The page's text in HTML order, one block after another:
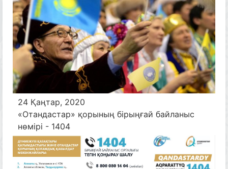
24 Қаңтар, 2020
«Отандастар» қорының бірыңғай байланыс
нөмірі - 1404